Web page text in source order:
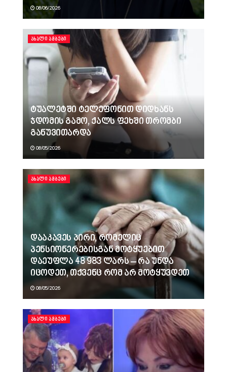
08/06/2026
ᲐᲮᲐᲚᲘ ᲐᲛᲑᲔᲑᲘ
ტუალეტში ტელეფონით დიდხანს
ჯდომის გამო, ქალს ფეხში თრომბი
განუვითარდა
08/05/2026
ᲐᲮᲐᲚᲘ ᲐᲛᲑᲔᲑᲘ
დააკავეს პირი, რომელიც
პენსიონერებისგან მოტყუებით
დაეუფლა 48 983 ლარს – რა უნდა
იცოდეთ, თქვენც რომ არ მოტყუვდეთ
08/05/2026
ᲐᲮᲐᲚᲘ ᲐᲛᲑᲔᲑᲘ